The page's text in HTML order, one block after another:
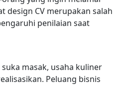
design CV merupakan salah
penilaian saat
masak, usaha kuliner
Peluang bisnis